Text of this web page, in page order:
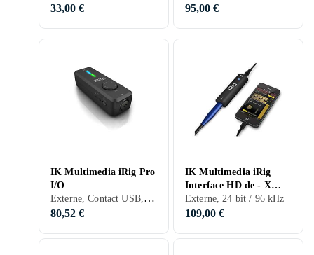
33,00 €
95,00 €
IK Multimedia iRig Pro
I/O
Externe, Contact USB, 24 bit / 96 kHz
80,52 €
IK Multimedia iRig
Interface HD de - X
guitare et 24 96 kHz
HD2
Externe, 24 bit / 96 kHz
109,00 €